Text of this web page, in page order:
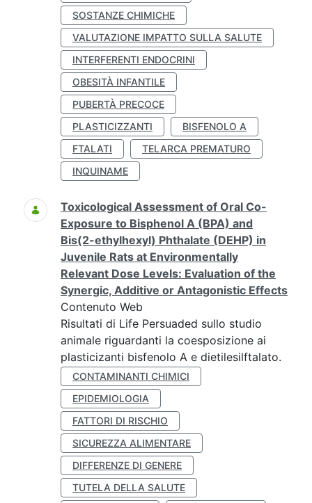
SOSTANZE CHIMICHE
VALUTAZIONE IMPATTO SULLA SALUTE
INTERFERENTI ENDOCRINI
OBESITÀ INFANTILE
PUBERTÀ PRECOCE
PLASTICIZZANTI
BISFENOLO A
FTALATI
TELARCA PREMATURO
INQUINAME
Toxicological Assessment of Oral Co-
Exposure to Bisphenol A (BPA) and
Bis(2-ethylhexyl) Phthalate (DEHP) in
Juvenile Rats at Environmentally
Relevant Dose Levels: Evaluation of the
Synergic, Additive or Antagonistic Effects
Contenuto Web
Risultati di Life Persuaded sullo studio
animale riguardanti la coesposizione ai
plasticizanti bisfenolo A e dietilesilftalato.
CONTAMINANTI CHIMICI
EPIDEMIOLOGIA
FATTORI DI RISCHIO
SICUREZZA ALIMENTARE
DIFFERENZE DI GENERE
TUTELA DELLA SALUTE